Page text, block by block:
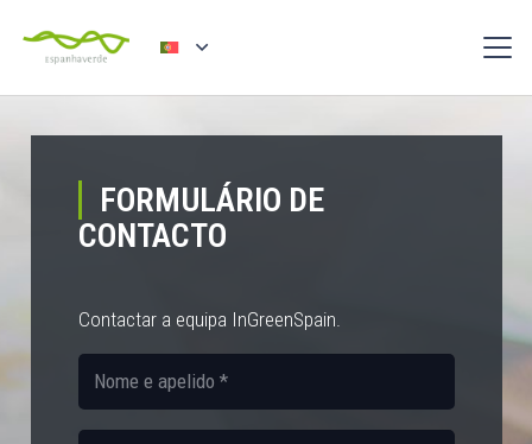
FORMULÁRIO DE
CONTACTO
Contactar a equipa InGreenSpain.